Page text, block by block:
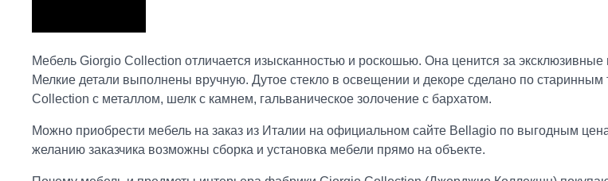
Мебель Giorgio Collection отличается изысканностью и роскошью. Она ценится за
Мелкие детали выполнены вручную. Дутое стекло в освещении и декоре сделано по
Collection с металлом, шелк с камнем, гальваническое золочение с бархатом.
Можно приобрести мебель на заказ из Италии на официальном сайте Bellagio по выгодным
желанию заказчика возможны сборка и установка мебели прямо на объекте.